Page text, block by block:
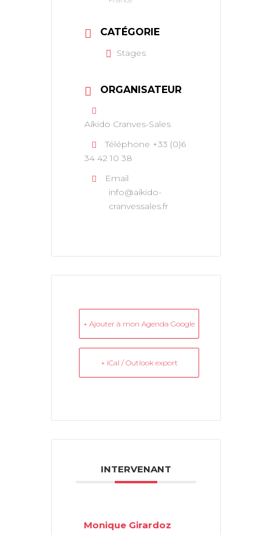
CATÉGORIE
Stages
ORGANISATEUR
Aïkido Cranves-Sales
Téléphone +33 (0)6
34 42 10 38
Email
info@aikido-
cranvessales.fr
+ Ajouter à mon Agenda Google
+ iCal / Outlook export
INTERVENANT
Monique Girardoz